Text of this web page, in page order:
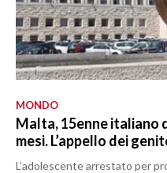
MONDO
Malta, 15enne italiano
mesi. L’appello dei
L’adolescente arrestato per